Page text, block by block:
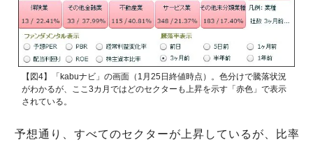
【図4】「kabuナビ」の画面（1月25日終値時点）。色分けで騰落状況
がわかるが、ここ3カ月ではどのセクターも上昇を示す「赤色」で表示
されている。
予想通り、すべてのセクターが上昇しているが、比率